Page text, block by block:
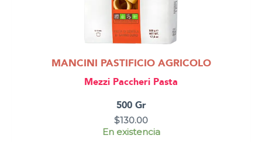
MANCINI PASTIFICIO AGRICOLO
Mezzi Paccheri Pasta
500 Gr
$130.00
En existencia